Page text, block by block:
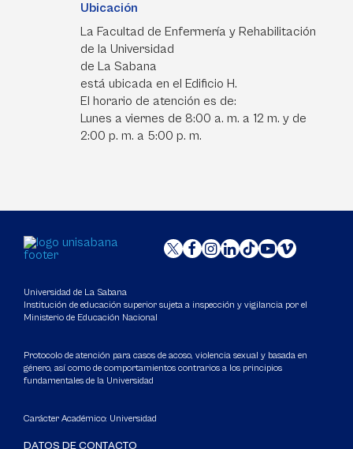
Ubicación
La Facultad de Enfermería y Rehabilitación
de la Universidad
de La Sabana
está ubicada en el Edificio H.
El horario de atención es de:
Lunes a viernes de 8:00 a. m. a 12 m. y de
2:00 p. m. a 5:00 p. m.
Universidad de La Sabana
Institución de educación superior sujeta a inspección y vigilancia por el
Ministerio de Educación Nacional
Protocolo de atención para casos de acoso, violencia sexual y basada en
género, así como de comportamientos contrarios a los principios
fundamentales de la Universidad
Carácter Académico: Universidad
DATOS DE CONTACTO